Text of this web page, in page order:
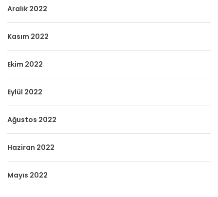
Aralık 2022
Kasım 2022
Ekim 2022
Eylül 2022
Ağustos 2022
Haziran 2022
Mayıs 2022